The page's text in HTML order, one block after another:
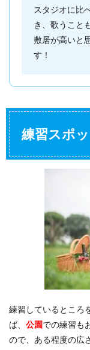
スタジオに比
き、歌うこと
敷居が高いと
す！
練習スポ
練習しているところ
ば、 公園での練習も
ので、ある程度の広